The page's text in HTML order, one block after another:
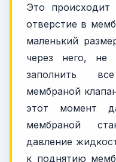
Это происходит
отверстие в
маленький
через него, не
заполнить
мембраной
этот момент
мембраной
давление
к поднятию